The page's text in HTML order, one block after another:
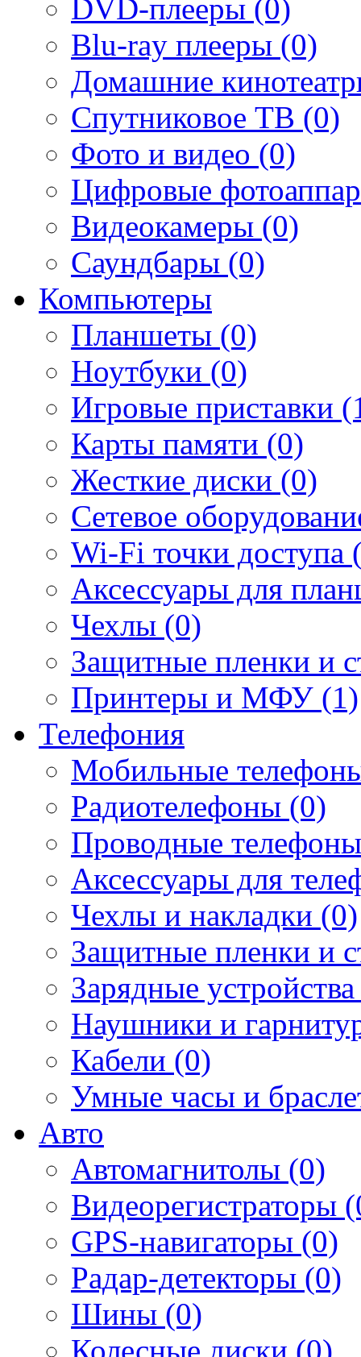
DVD-плееры (0)
Blu-ray плееры (0)
Домашние
Спутниковое ТВ (0)
Фото и видео (0)
Цифровые
Видеокамеры (0)
Саундбары (0)
Компьютеры
Планшеты (0)
Ноутбуки (0)
Игровые приставки
Карты памяти (0)
Жесткие диски (0)
Сетевое
Wi-Fi точки доступа
Аксессуары для
Чехлы (0)
Защитные пленки и
Принтеры и МФУ (1)
Телефония
Мобильные
Радиотелефоны (0)
Проводные
Аксессуары для
Чехлы и накладки (0)
Защитные пленки и
Зарядные
Наушники и
Кабели (0)
Умные часы и
Авто
Автомагнитолы (0)
Видеорегистраторы
GPS-навигаторы (0)
Радар-детекторы (0)
Шины (0)
Колесные диски (0)